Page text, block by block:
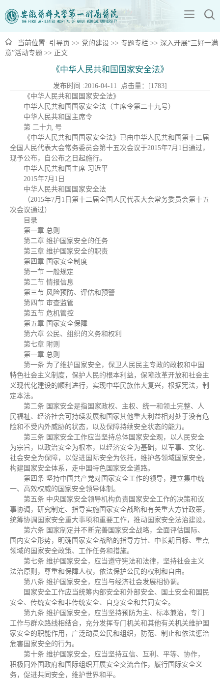
当前位置: 引导页 >> 党的建设 >> 专题专栏 >> 深入开展“三好一满
意”活动专题 >> 正文
《中华人民共和国国家安全法》
发布时间 :2016-04-11 点击量：[1783]
《中华人民共和国国家安全法》
中华人民共和国国家安全法（主席令第二十九号）
中华人民共和国主席令
第 二十九 号
《中华人民共和国国家安全法》已由中华人民共和国第十二届
全国人民代表大会常务委员会第十五次会议于2015年7月1日通过，
现予公布，自公布之日起施行。
中华人民共和国主席 习近平
2015年7月1日
中华人民共和国国家安全法
（2015年7月1日第十二届全国人民代表大会常务委员会第十五
次会议通过）
目录
第一章 总则
第二章 维护国家安全的任务
第三章 维护国家安全的职责
第四章 国家安全制度
第一节 一般规定
第二节 情报信息
第三节 风险预防、评估和预警
第四节 审查监管
第五节 危机管控
第五章 国家安全保障
第六章 公民、组织的义务和权利
第七章 附则
第一章 总则
第一条 为了维护国家安全，保卫人民民主专政的政权和中国
特色社会主义制度，保护人民的根本利益，保障改革开放和社会主
义现代化建设的顺利进行，实现中华民族伟大复兴，根据宪法，制
定本法。
第二条 国家安全是指国家政权、主权、统一和领土完整、人
民福祉、经济社会可持续发展和国家其他重大利益相对处于没有危
险和不受内外威胁的状态，以及保障持续安全状态的能力。
第三条 国家安全工作应当坚持总体国家安全观，以人民安全
为宗旨，以政治安全为根本，以经济安全为基础，以军事、文化、
社会安全为保障，以促进国际安全为依托，维护各领域国家安全，
构建国家安全体系，走中国特色国家安全道路。
第四条 坚持中国共产党对国家安全工作的领导，建立集中统
一、高效权威的国家安全领导体制。
第五条 中央国家安全领导机构负责国家安全工作的决策和议
事协调，研究制定、指导实施国家安全战略和有关重大方针政策，
统筹协调国家安全重大事项和重要工作，推动国家安全法治建设。
第六条 国家制定并不断完善国家安全战略，全面评估国际、
国内安全形势，明确国家安全战略的指导方针、中长期目标、重点
领域的国家安全政策、工作任务和措施。
第七条 维护国家安全，应当遵守宪法和法律，坚持社会主义
法治原则，尊重和保障人权，依法保护公民的权利和自由。
第八条 维护国家安全，应当与经济社会发展相协调。
国家安全工作应当统筹内部安全和外部安全、国土安全和国民
安全、传统安全和非传统安全、自身安全和共同安全。
第九条 维护国家安全，应当坚持预防为主、标本兼治，专门
工作与群众路线相结合，充分发挥专门机关和其他有关机关维护国
家安全的职能作用，广泛动员公民和组织，防范、制止和依法惩治
危害国家安全的行为。
第十条 维护国家安全，应当坚持互信、互利、平等、协作，
积极同外国政府和国际组织开展安全交流合作，履行国际安全义
务，促进共同安全，维护世界和平。